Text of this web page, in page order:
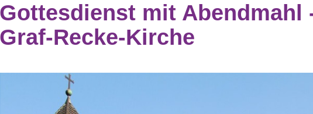
Gottesdienst mit Abendmahl
Graf-Recke-Kirche